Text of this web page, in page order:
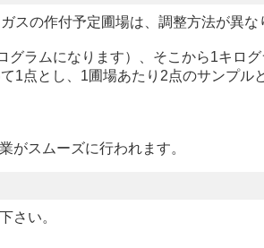
スの作付予定圃場は、調整方法が異な
ラムになります）、そこから1キロ
1点とし、1圃場あたり2点のサンプ
がスムーズに行われます。
さい。